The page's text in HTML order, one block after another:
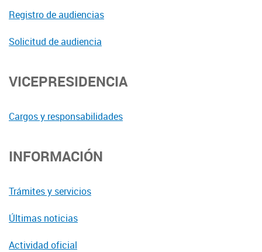
Registro de audiencias
Solicitud de audiencia
VICEPRESIDENCIA
Cargos y responsabilidades
INFORMACIÓN
Trámites y servicios
Últimas noticias
Actividad oficial